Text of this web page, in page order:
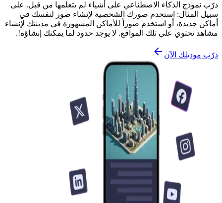
درّب نموذج الذكاء الاصطناعي على أشياء لم يتعلمها من قبل. على
سبيل المثال: استخدم صورك الشخصية لإنشاء صور لنفسك في
أماكن جديدة، أو استخدم صوراً للأماكن المشهورة في مدينتك لإنشاء
مشاهد تحتوي على تلك المواقع. لا يوجد حدود لما يمكنك إنشاؤه!.
درّب موديلك الآن